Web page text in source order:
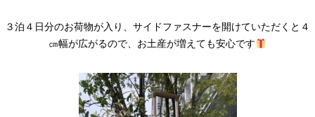
３泊４日分のお荷物が入り、サイドファスナーを開けていただくと４
㎝幅が広がるので、お土産が増えても安心です